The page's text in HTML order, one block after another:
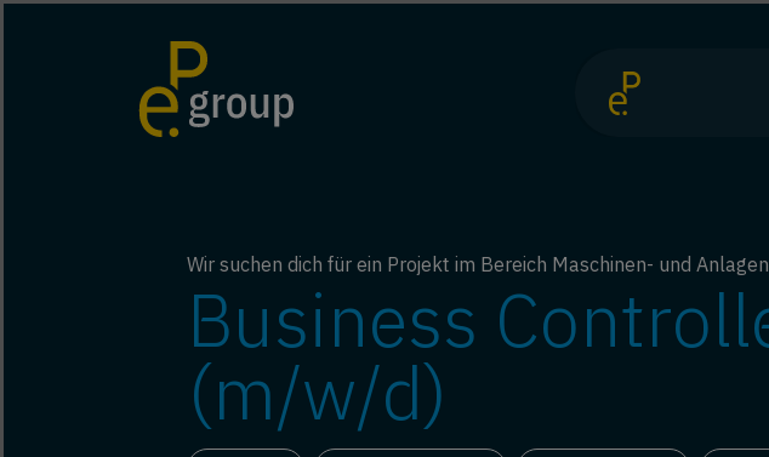
Wir suchen dich für ein Projekt im Bereich Maschinen- und
Business
(m/w/d)